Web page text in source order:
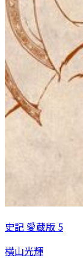
史記 愛蔵版 5
横山光輝